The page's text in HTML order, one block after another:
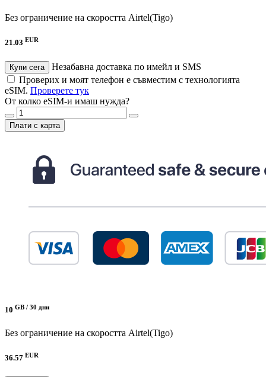
Без ограничение на скоростта Airtel(Tigo)
21.03 EUR
Купи сега
Незабавна доставка по имейл и SMS
Проверих и моят телефон е съвместим с технологията
eSIM. Проверете тук
От колко eSIM-и имаш нужда?
Плати с карта
10 GB / 30 дни
Без ограничение на скоростта Airtel(Tigo)
36.57 EUR